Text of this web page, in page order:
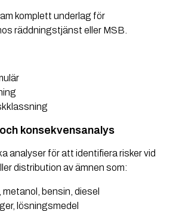
komplett underlag för
räddningstjänst eller MSB.
konsekvensanalys
analyser för att identifiera risker vid
distribution av ämnen som:
bensin, diesel
lösningsmedel